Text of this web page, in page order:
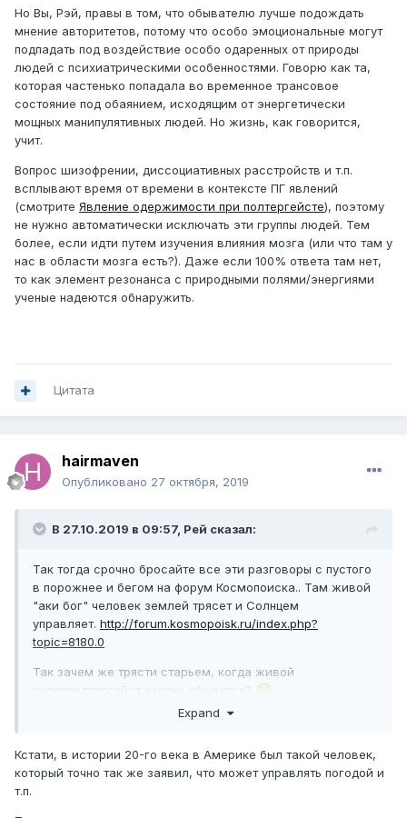
Но Вы, Рэй, правы в том, что обывателю лучше подождать
мнение авторитетов, потому что особо эмоциональные могут
подпадать под воздействие особо одаренных от природы
людей с психиатрическими особенностями. Говорю как та,
которая частенько попадала во временное трансовое
состояние под обаянием, исходящим от энергетически
мощных манипулятивных людей. Но жизнь, как говорится,
учит.
Вопрос шизофрении, диссоциативных расстройств и т.п.
всплывают время от времени в контексте ПГ явлений
(смотрите Явление одержимости при полтергейсте), поэтому
не нужно автоматически исключать эти группы людей. Тем
более, если идти путем изучения влияния мозга (или что там у
нас в области мозга есть?). Даже если 100% ответа там нет,
то как элемент резонанса с природными полями/энергиями
ученые надеются обнаружить.
Цитата
hairmaven
Опубликовано 27 октября, 2019
В 27.10.2019 в 09:57, Рей сказал:
Так тогда срочно бросайте все эти разговоры с пустого
в порожнее и бегом на форум Космопоиска.. Там живой
"аки бог" человек землей трясет и Солнцем
управляет. http://forum.kosmopoisk.ru/index.php?
topic=8180.0
Так зачем же трясти старьем, когда живой
суперполтергейст охотно общается?
Тема закрыта и все ушли на фронт спасать планету?
Expand
Кстати, в истории 20-го века в Америке был такой человек,
который точно так же заявил, что может управлять погодой и
т.п.